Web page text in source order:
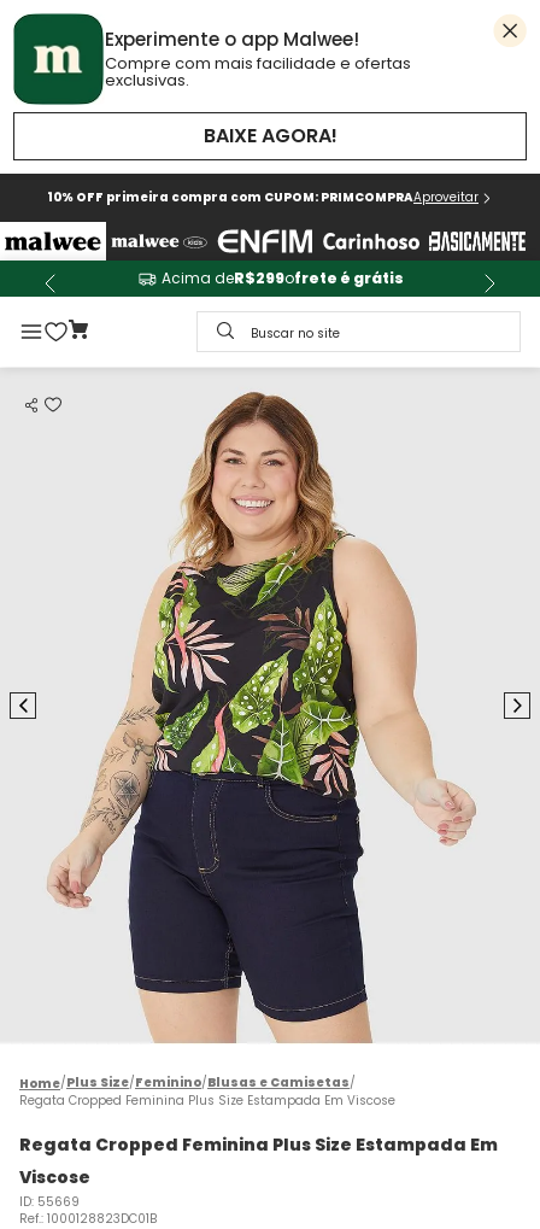
Experimente o app Malwee!
Compre com mais facilidade e ofertas
exclusivas.
BAIXE AGORA!
10% OFF primeira compra com CUPOM: PRIMCOMPRAAproveitar
Acima deR$299ofrete é grátis
Buscar no site
Plus Size Feminino Blusas e Camisetas
Regata Cropped Feminina Plus Size Estampada Em Viscose
Regata Cropped Feminina Plus Size Estampada Em
Viscose
ID: 55669
Ref.: 1000128823DC01B